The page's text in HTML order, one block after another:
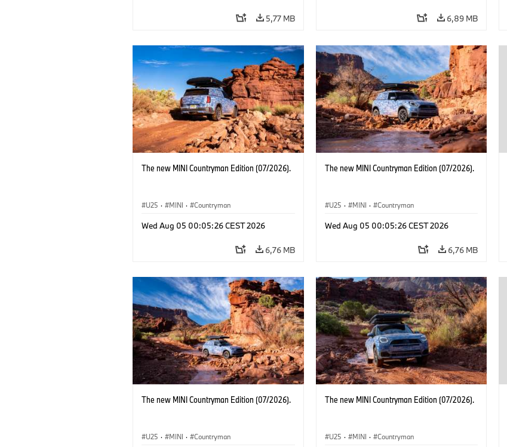
5,77 MB 6,89 MB
The new MINI Countryman Edition (07/2026).
U25 · MINI · Countryman
Wed Aug 05 00:05:26 CEST 2026
6,76 MB
The new MINI Countryman Edition (07/2026).
U25 · MINI · Countryman
Wed Aug 05 00:05:26 CEST 2026
6,76 MB
The new MINI Countryman Edition (07/2026).
U25 · MINI · Countryman
The new MINI Countryman Edition (07/2026).
U25 · MINI · Countryman